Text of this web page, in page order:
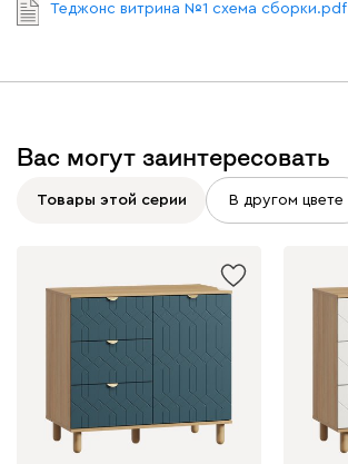
Теджонс витрина №1 схема сборки.pdf
Вас могут заинтересовать
Товары этой серии В другом цвете